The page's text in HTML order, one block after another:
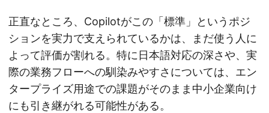
正直なところ、Copilotがこの「標準」というポジ
ションを実力で支えられているかは、まだ使う人に
よって評価が割れる。特に日本語対応の深さや、実
際の業務フローへの馴染みやすさについては、エン
タープライズ用途での課題がそのまま中小企業向け
にも引き継がれる可能性がある。